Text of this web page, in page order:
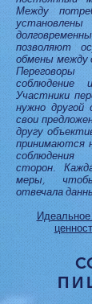
Между
позволяют
обмены между
соблюдение
Участники
нужно
свои
другу
принимаются
соблюдения
сторон.
меры,
отвечала